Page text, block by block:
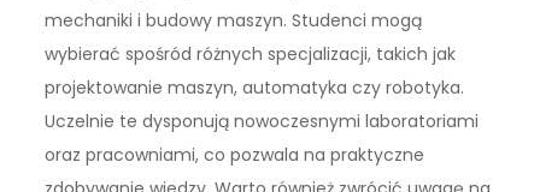
mechaniki i budowy maszyn. Studenci mogą
wybierać spośród różnych specjalizacji, takich jak
projektowanie maszyn, automatyka czy robotyka.
Uczelnie te dysponują nowoczesnymi laboratoriami
oraz pracowniami, co pozwala na praktyczne